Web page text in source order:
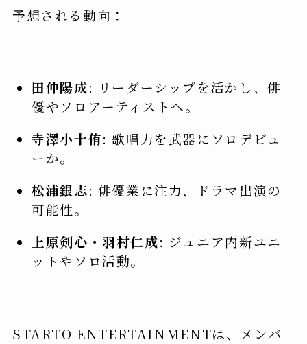
予想される動向：
田仲陽成: リーダーシップを活かし、俳
優やソロアーティストへ。
寺澤小十侑: 歌唱力を武器にソロデビュ
ーか。
松浦銀志: 俳優業に注力、ドラマ出演の
可能性。
上原剣心・羽村仁成: ジュニア内新ユニ
ットやソロ活動。
STARTO ENTERTAINMENTは、メンバ